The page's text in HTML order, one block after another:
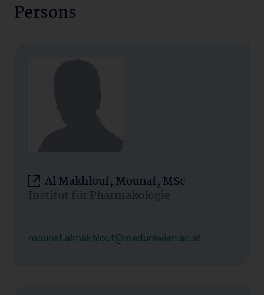
Persons
Al Makhlouf, Mounaf, MSc
Institut für Pharmakologie
mounaf.almakhlouf@meduniwien.ac.at